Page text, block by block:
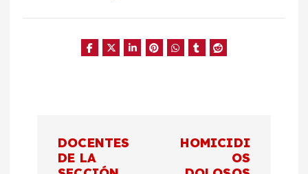
DOCENTES
DE LA
HOMICIDI
OS